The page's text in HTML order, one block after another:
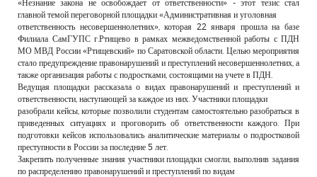
«Незнание закона не освобождает от ответственности» - этот тезис стал
главной темой переговорной площадки «Административная и уголовная
ответственность несовершеннолетних», которая 22 января прошла на базе
Филиала СамГУПС г.Ртищево в рамках межведомственной работы с ПДН
МО МВД России «Ртищевский» по Саратовской области. Целью мероприятия
стало предупреждение правонарушений и преступлений несовершеннолетних, а
также организация работы с подростками, состоящими на учете в ПДН.
Ведущая площадки рассказала о видах правонарушений и преступлений и
ответственности, наступающей за каждое из них. Участники площадки
разобрали кейсы, которые позволили студентам самостоятельно разобраться в
приведенных ситуациях и проговорить об ответственности каждого. При
подготовки кейсов использовались аналитические материалы о подростковой
преступности в России за последние 5 лет.
Закрепить полученные знания участники площадки смогли, выполнив задания
по распределению правонарушений и преступлений по видам